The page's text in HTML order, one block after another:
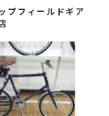
プフィールドギア